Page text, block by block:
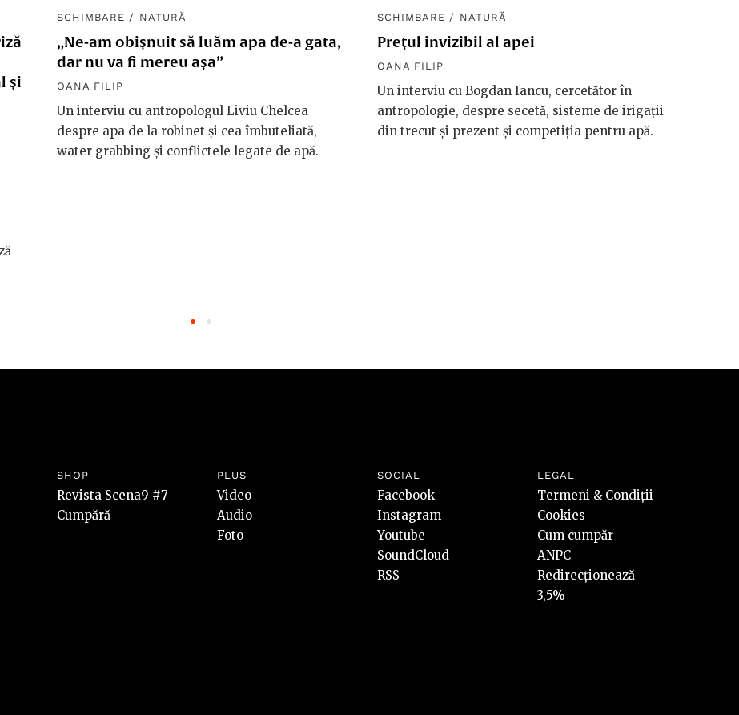
și
SCHIMBARE / NATURĂ
„Ne-am obișnuit să luăm apa de-a gata,
dar nu va fi mereu așa”
OANA FILIP
Un interviu cu antropologul Liviu Chelcea
despre apa de la robinet și cea îmbuteliată,
water grabbing și conflictele legate de apă.
SCHIMBARE / NATURĂ
Prețul invizibil al apei
OANA FILIP
Un interviu cu Bogdan Iancu, cercetător în
antropologie, despre secetă, sisteme de irigații
din trecut și prezent și competiția pentru apă.
SHOP
Revista Scena9 #7
Cumpără
PLUS
Video
Audio
Foto
SOCIAL
Facebook
Instagram
Youtube
SoundCloud
RSS
LEGAL
Termeni & Condiții
Cookies
Cum cumpăr
ANPC
Redirecționează
3,5%